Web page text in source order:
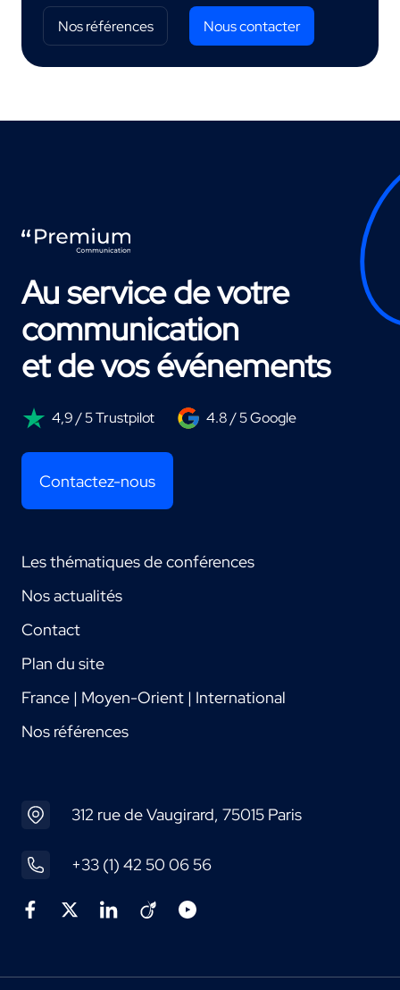
Nos références Nous contacter
Au service de votre
communication
et de vos événements
4,9 / 5 Trustpilot 4.8 / 5 Google
Contactez-nous
Les thématiques de conférences
Nos actualités
Contact
Plan du site
France | Moyen-Orient | International
Nos références
312 rue de Vaugirard, 75015 Paris
+33 (1) 42 50 06 56